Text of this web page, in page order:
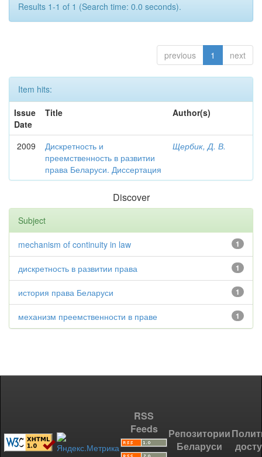
Results 1-1 of 1 (Search time: 0.0 seconds).
previous 1 next
Item hits:
Issue
Date
Title Author(s)
2009
Дискретность и
преемственность в развитии
права Беларуси. Диссертация
Щербик, Д. В.
Discover
Subject
1
mechanism of continuity in law
1
дискретность в развитии права
1
история права Беларуси
1
механизм преемственности в праве
RSS
Feeds
Репозитории
Беларуси